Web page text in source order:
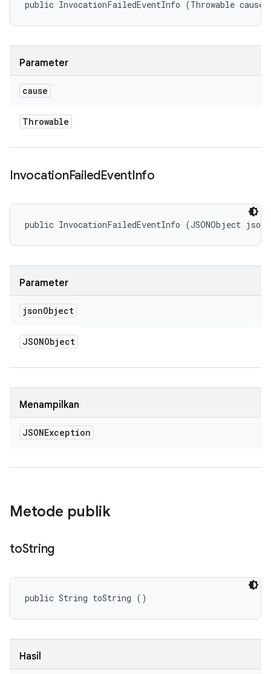
public InvocationFailedEventInfo (Throwable cause)
Parameter
cause
Throwable
InvocationFailedEventInfo
public InvocationFailedEventInfo (JSONObject
Parameter
jsonObject
JSONObject
Menampilkan
JSONException
Metode publik
toString
public String toString ()
Hasil